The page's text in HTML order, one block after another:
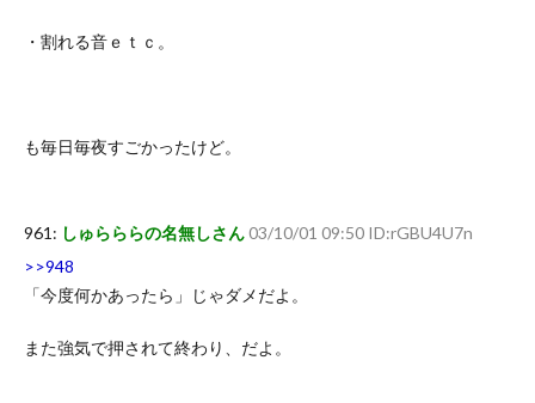
・割れる音ｅｔｃ。
も毎日毎夜すごかったけど。
961: しゅらららの名無しさん03/10/01 09:50 ID:rGBU4U7n
>>948
「今度何かあったら」じゃダメだよ。
また強気で押されて終わり、だよ。